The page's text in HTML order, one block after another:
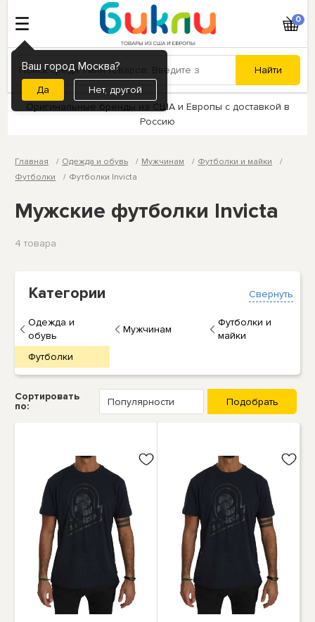
Ваш город Москва?
Нет, другой
0
Оригинальные бренды из США и Европы с доставкой в
Россию
Главная Одежда и обувь Мужчинам
Футболки и майки
Футболки
Футболки Invicta
Мужские футболки Invicta
4 товарa
Свернуть
Категории
Одежда и
обувь
Мужчинам
Футболки и
майки
Футболки
Сортировать
по: